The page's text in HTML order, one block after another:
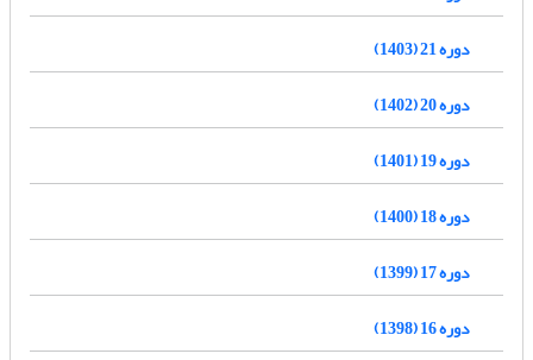
دوره 21 (1403)
دوره 20 (1402)
دوره 19 (1401)
دوره 18 (1400)
دوره 17 (1399)
دوره 16 (1398)